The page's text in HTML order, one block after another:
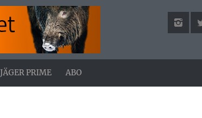
JÄGER PRIME ABO